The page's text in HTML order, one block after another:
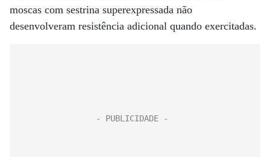
moscas com sestrina superexpressada não
desenvolveram resistência adicional quando exercitadas.